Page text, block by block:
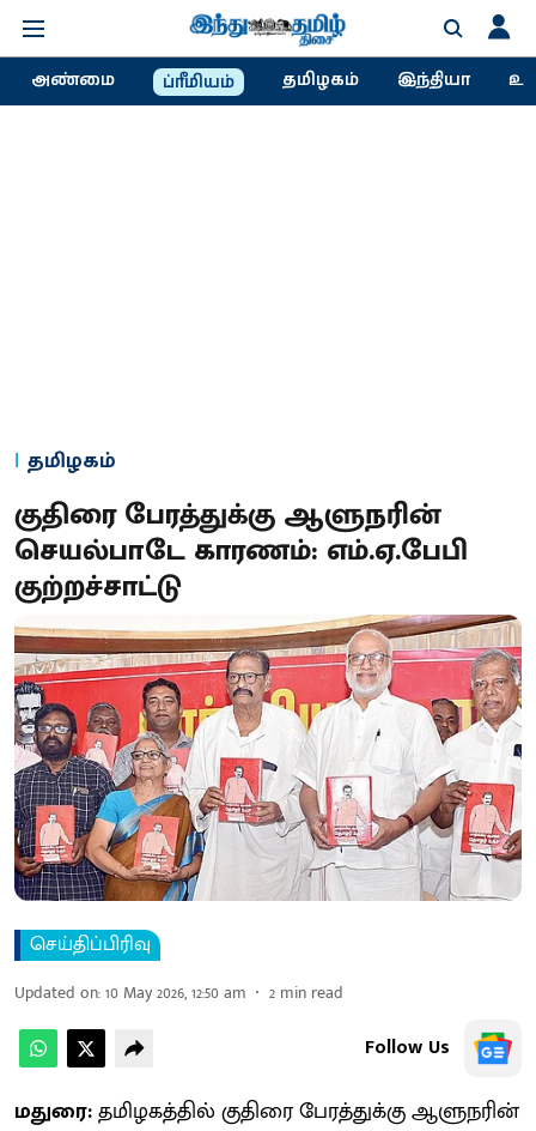
அண்மை ப்ரீமியம் தமிழகம் இந்தியா
தமிழகம்
குதிரை பேரத்துக்கு ஆளுநரின்
செயல்பாடே காரணம்: எம்.ஏ.பேபி
குற்றச்சாட்டு
செய்திப்பிரிவு
Updated on:10 May 2026, 12:50 am 2 min read
Follow Us
மதுரை:தமிழகத்​தில் குதிரை பேரத்​துக்கு ஆளுநரின்